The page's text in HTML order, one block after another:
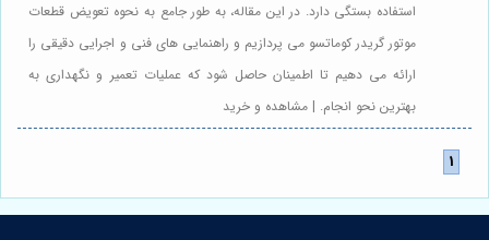
استفاده بستگی دارد. در این مقاله، به طور جامع به نحوه تعویض قطعات
موتور گریدر کوماتسو می پردازیم و راهنمایی های فنی و اجرایی دقیقی را
ارائه می دهیم تا اطمینان حاصل شود که عملیات تعمیر و نگهداری به
بهترین نحو انجام. | مشاهده و خرید